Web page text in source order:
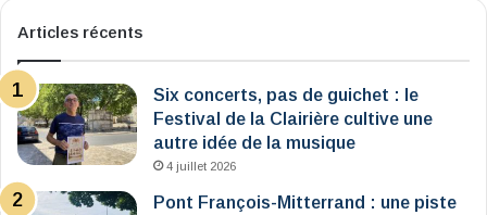
Articles récents
Six concerts, pas de guichet : le
Festival de la Clairière cultive une
autre idée de la musique
4 juillet 2026
Pont François-Mitterrand : une piste